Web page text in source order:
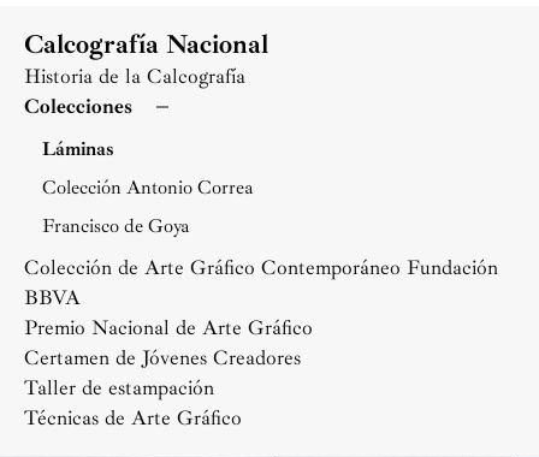
Calcografía Nacional
Historia de la Calcografía
Colecciones
Láminas
Colección Antonio Correa
Francisco de Goya
Colección de Arte Gráfico Contemporáneo Fundación
BBVA
Premio Nacional de Arte Gráfico
Certamen de Jóvenes Creadores
Taller de estampación
Técnicas de Arte Gráfico